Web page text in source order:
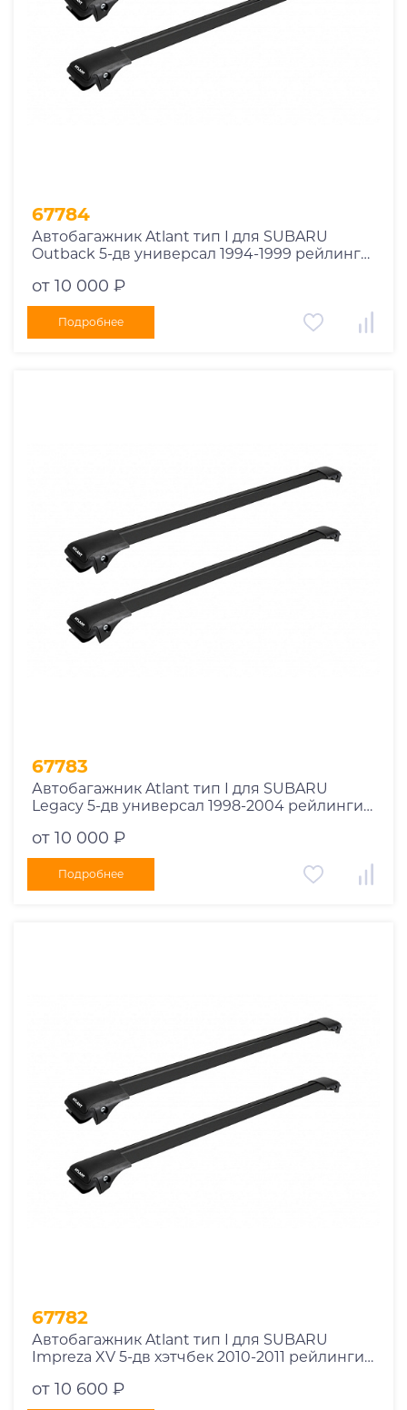
67784
Автобагажник Atlant тип I для SUBARU
Outback 5-дв универсал 1994-1999 рейлинги
от 10 000 ₽
Подробнее
67783
Автобагажник Atlant тип I для SUBARU
Legacy 5-дв универсал 1998-2004 рейлинги
от 10 000 ₽
Подробнее
67782
Автобагажник Atlant тип I для SUBARU
Impreza XV 5-дв хэтчбек 2010-2011 рейлинги
от 10 600 ₽